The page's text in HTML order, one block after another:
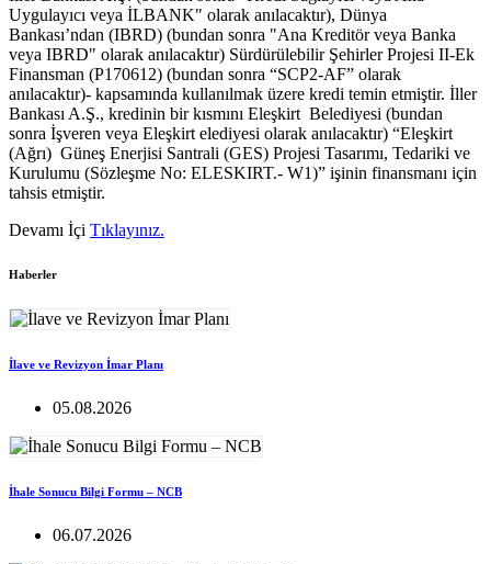
Uygulayıcı veya İLBANK" olarak anılacaktır), Dünya
Bankası’ndan (IBRD) (bundan sonra "Ana Kreditör veya Banka
veya IBRD" olarak anılacaktır) Sürdürülebilir Şehirler Projesi II-Ek
Finansman (P170612) (bundan sonra “SCP2-AF” olarak
anılacaktır)- kapsamında kullanılmak üzere kredi temin etmiştir. İller
Bankası A.Ş., kredinin bir kısmını Eleşkirt Belediyesi (bundan
sonra İşveren veya Eleşkirt elediyesi olarak anılacaktır) “Eleşkirt
(Ağrı) Güneş Enerjisi Santrali (GES) Projesi Tasarımı, Tedariki ve
Kurulumu (Sözleşme No: ELESKIRT.- W1)” işinin finansmanı için
tahsis etmiştir.
Devamı İçi Tıklayınız.
Haberler
İlave ve Revizyon İmar Planı
05.08.2026
İhale Sonucu Bilgi Formu – NCB
06.07.2026